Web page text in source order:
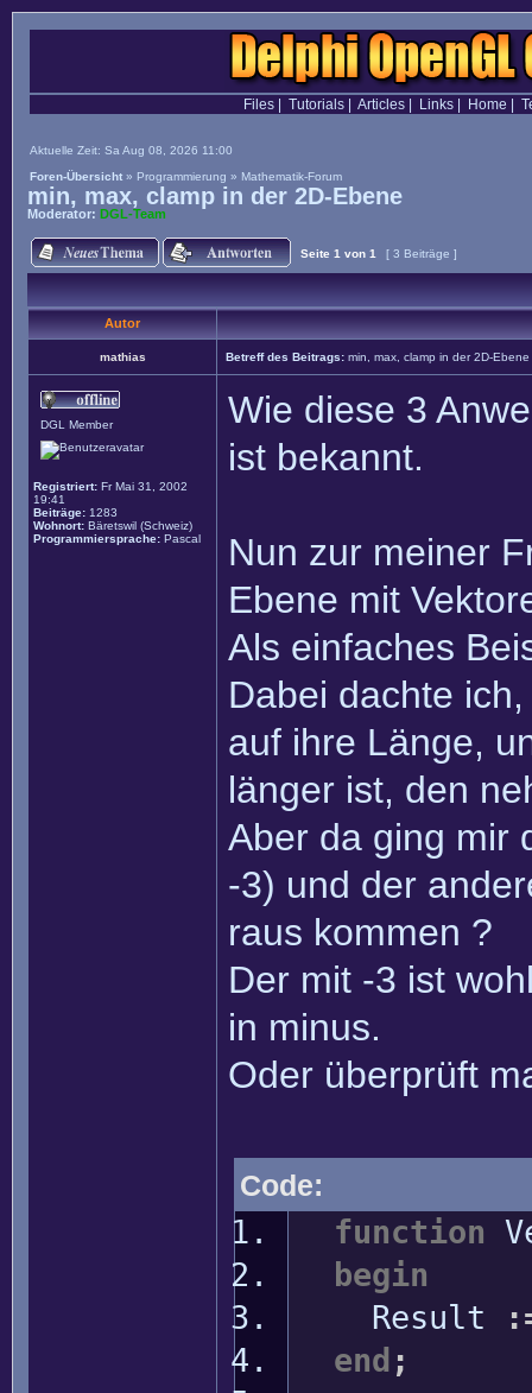
Files Tutorials Articles Links Home
Aktuelle Zeit: Sa Aug 08, 2026 11:00
Foren-Übersicht » Programmierung » Mathematik-Forum
min, max, clamp in der 2D-Ebene
Moderator: DGL-Team
Seite 1 von 1 [ 3 Beiträge ]
Autor
mathias Betreff des Beitrags: min, max, clamp in der 2D-Ebene
DGL Member
Registriert: Fr Mai 31, 2002
19:41
Beiträge: 1283
Wohnort: Bäretswil (Schweiz)
Programmiersprache: Pascal
Wie diese 3
ist bekannt.
Nun zur meiner
Ebene mit
Als einfaches
Dabei dachte
auf ihre Länge,
länger ist, den
Aber da ging mir
-3) und der
raus kommen ?
Der mit -3 ist
in minus.
Oder überprüft
Code:
function
begin
Result
:
end ;